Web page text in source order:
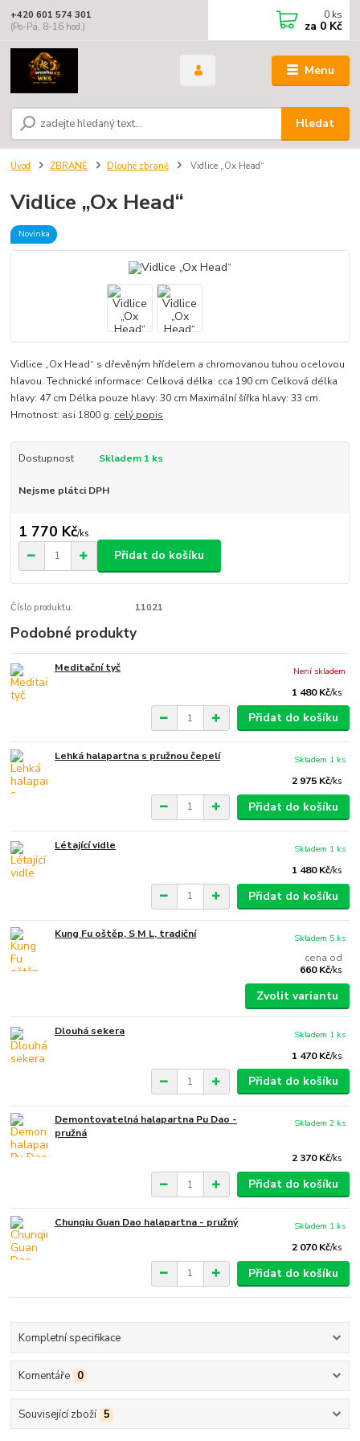
Menu
Hledat
+420 601 574 301
(Po-Pá, 8-16 hod.)
0 ks
za 0 Kč
Úvod ZBRANĚ Dlouhé zbraně Vidlice „Ox Head“
Vidlice „Ox Head“
Novinka
Vidlice „Ox Head“ s dřevěným hřídelem a chromovanou tuhou ocelovou
hlavou. Technické informace: Celková délka: cca 190 cm Celková délka
hlavy: 47 cm Délka pouze hlavy: 30 cm Maximální šířka hlavy: 33 cm.
Hmotnost: asi 1800 g. celý popis
Dostupnost Skladem 1 ks
Nejsme plátci DPH
1 770 Kč/ks
Přidat do košíku
Číslo produktu: 11021
Podobné produkty
Meditační tyč
1 480 Kč/ks
Není skladem
Přidat do košíku
Lehká halapartna s pružnou čepelí
2 975 Kč/ks
Skladem 1 ks
Přidat do košíku
Létající vidle
1 480 Kč/ks
Skladem 1 ks
Přidat do košíku
Kung Fu oštěp, S M L, tradiční
cena od
660 Kč/ks
Skladem 5 ks
Zvolit variantu
Dlouhá sekera
1 470 Kč/ks
Skladem 1 ks
Přidat do košíku
Demontovatelná halapartna Pu Dao -
pružná
2 370 Kč/ks
Skladem 2 ks
Přidat do košíku
Chunqiu Guan Dao halapartna - pružný
2 070 Kč/ks
Skladem 1 ks
Přidat do košíku
Kompletní specifikace
Komentáře 0
Související zboží 5